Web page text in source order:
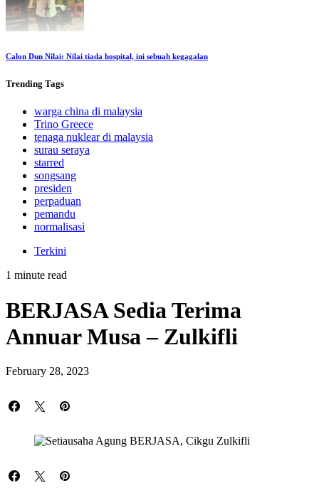
Calon Dun Nilai: Nilai tiada hospital, ini sebuah kegagalan
Trending Tags
warga china di malaysia
Trino Greece
tenaga nuklear di malaysia
surau seraya
starred
songsang
presiden
perpaduan
pemandu
normalisasi
Terkini
1 minute read
BERJASA Sedia Terima
Annuar Musa – Zulkifli
February 28, 2023